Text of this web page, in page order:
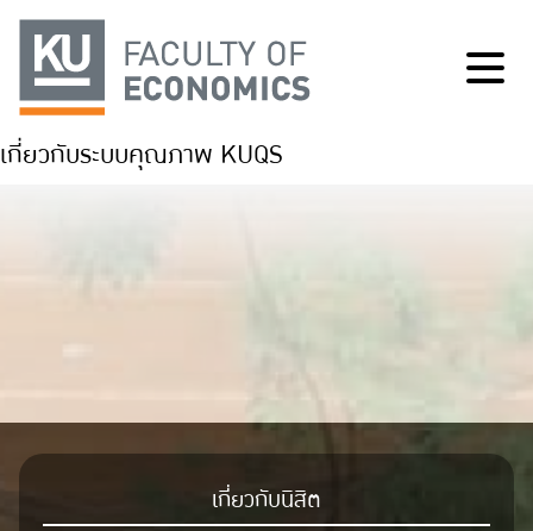
เกี่ยวกับระบบคุณภาพ KUQS
เกี่ยวกับนิสิต